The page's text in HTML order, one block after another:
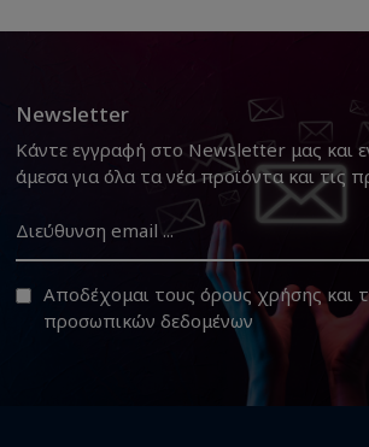
Newsletter
Κάντε εγγραφή στο Newsletter μας και
άμεσα για όλα τα νέα προϊόντα και τις
Αποδέχομαι τουςόρους χρήσηςκαι
προσωπικών δεδομένων